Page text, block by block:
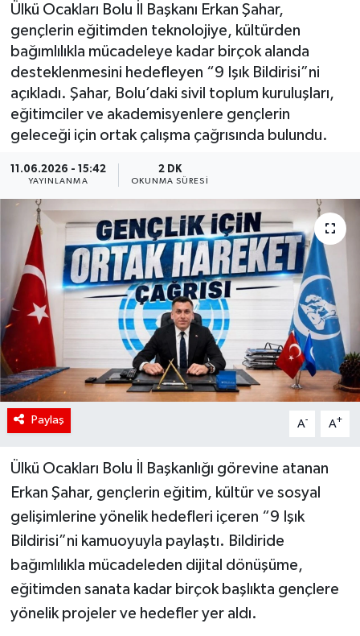
Ülkü Ocakları Bolu İl Başkanı Erkan Şahar,
gençlerin eğitimden teknolojiye, kültürden
bağımlılıkla mücadeleye kadar birçok alanda
desteklenmesini hedefleyen “9 Işık Bildirisi”ni
açıkladı. Şahar, Bolu’daki sivil toplum kuruluşları,
eğitimciler ve akademisyenlere gençlerin
geleceği için ortak çalışma çağrısında bulundu.
11.06.2026 - 15:42
YAYINLANMA
2 DK
OKUNMA SÜRESI
Paylaş A- A+
Ülkü Ocakları Bolu İl Başkanlığı görevine atanan
Erkan Şahar, gençlerin eğitim, kültür ve sosyal
gelişimlerine yönelik hedefleri içeren “9 Işık
Bildirisi”ni kamuoyuyla paylaştı. Bildiride
bağımlılıkla mücadeleden dijital dönüşüme,
eğitimden sanata kadar birçok başlıkta gençlere
yönelik projeler ve hedefler yer aldı.
Haber Arşivi